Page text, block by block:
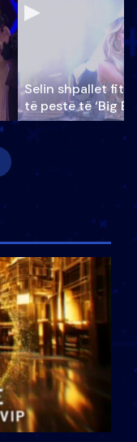
Selin shpallet
të pestë të ‘Big